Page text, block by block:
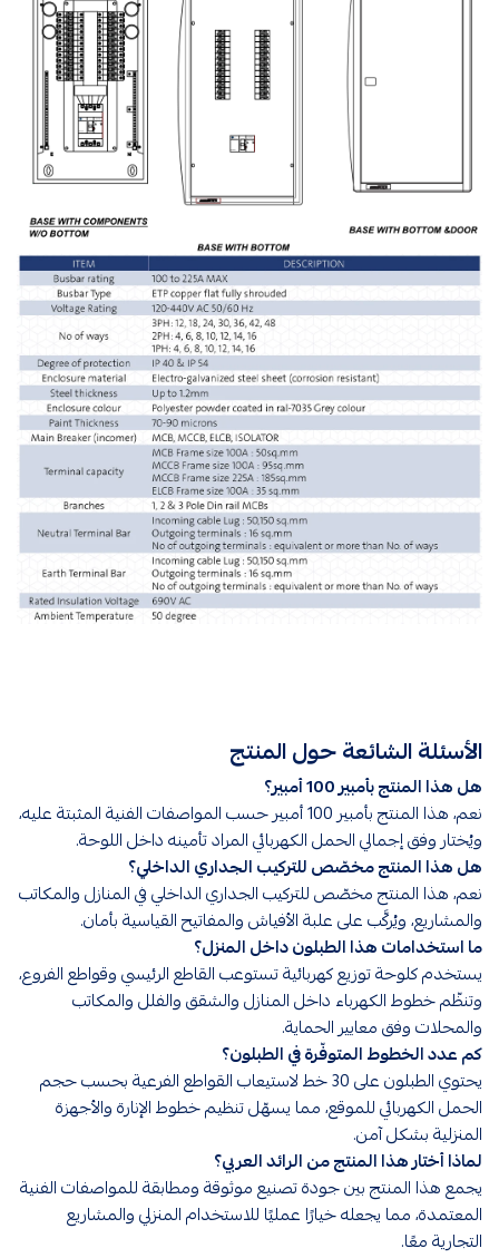
الأسئلة الشائعة حول المنتج
هل هذا المنتج بأمبير 100 أمبير؟
نعم، هذا المنتج بأمبير 100 أمبير حسب المواصفات الفنية المثبتة عليه،
ويُختار وفق إجمالي الحمل الكهربائي المراد تأمينه داخل اللوحة.
هل هذا المنتج مخصّص للتركيب الجداري الداخلي؟
نعم، هذا المنتج مخصّص للتركيب الجداري الداخلي في المنازل والمكاتب
والمشاريع، ويُركَّب على علبة الأفياش والمفاتيح القياسية بأمان.
ما استخدامات هذا الطبلون داخل المنزل؟
يستخدم كلوحة توزيع كهربائية تستوعب القاطع الرئيسي وقواطع الفروع،
وتنظّم خطوط الكهرباء داخل المنازل والشقق والفلل والمكاتب
والمحلات وفق معايير الحماية.
كم عدد الخطوط المتوفّرة في الطبلون؟
يحتوي الطبلون على 30 خط لاستيعاب القواطع الفرعية بحسب حجم
الحمل الكهربائي للموقع، مما يسهّل تنظيم خطوط الإنارة والأجهزة
المنزلية بشكل آمن.
لماذا أختار هذا المنتج من الرائد العربي؟
يجمع هذا المنتج بين جودة تصنيع موثوقة ومطابقة للمواصفات الفنية
المعتمدة، مما يجعله خيارًا عمليًا للاستخدام المنزلي والمشاريع
التجارية معًا.